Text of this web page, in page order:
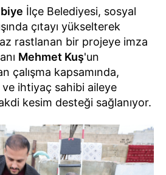
İlçe Belediyesi, sosyal
çıtayı yükselterek
rastlanan bir projeye imza
Mehmet Kuş'un
çalışma kapsamında,
ihtiyaç sahibi aileye
kesim desteği sağlanıyor.